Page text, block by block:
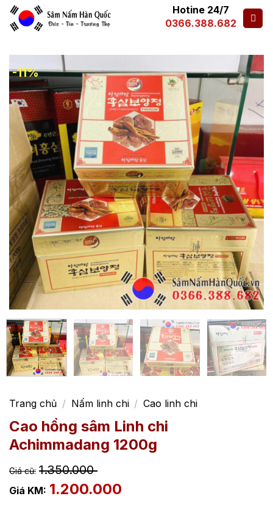
Hotine 24/7
0366.388.682
-11%
Trang chủ / Nấm linh chi / Cao linh chi
Cao hồng sâm Linh chi
Achimmadang 1200g
1.350.000
1.200.000